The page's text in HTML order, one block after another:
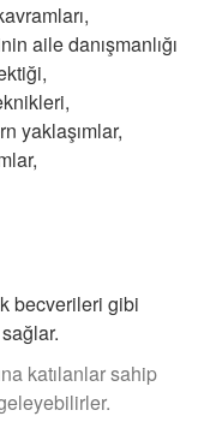
aile danışmanlığı
yaklaşımlar,
becverileri gibi
katılanlar sahip